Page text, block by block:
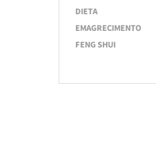
DIETA
EMAGRECIMENTO
FENG SHUI